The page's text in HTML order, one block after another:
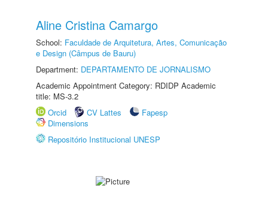
Aline Cristina Camargo
School: Faculdade de Arquitetura, Artes, Comunicação
e Design (Câmpus de Bauru)
Department: DEPARTAMENTO DE JORNALISMO
Academic Appointment Category: RDIDP Academic
title: MS-3.2
Orcid
CV Lattes
Fapesp
Dimensions
Repositório Institucional UNESP